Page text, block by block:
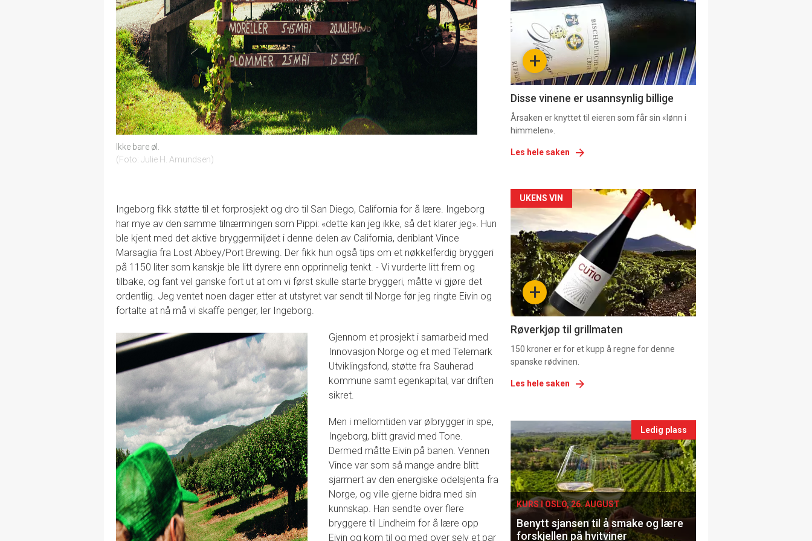
Ikke bare øl.
Foto: Julie H. Amundsen
Ingeborg fikk støtte til et forprosjekt og dro til San Diego, California for å lære. Ingeborg
har mye av den samme tilnærmingen som Pippi: «dette kan jeg ikke, så det klarer jeg». Hun
ble kjent med det aktive bryggermiljøet i denne delen av California, deriblant Vince
Marsaglia fra Lost Abbey/Port Brewing. Der fikk hun også tips om et nøkkelferdig bryggeri
på 1150 liter som kanskje ble litt dyrere enn opprinnelig tenkt. - Vi vurderte litt frem og
tilbake, og fant vel ganske fort ut at om vi først skulle starte bryggeri, måtte vi gjøre det
ordentlig. Jeg ventet noen dager etter at utstyret var sendt til Norge før jeg ringte Eivin og
fortalte at nå må vi skaffe penger, ler Ingeborg.
Gjennom et prosjekt i samarbeid med
Innovasjon Norge og et med Telemark
Utviklingsfond, støtte fra Sauherad
kommune samt egenkapital, var driften
sikret.
Men i mellomtiden var ølbrygger in spe,
Ingeborg, blitt gravid med Tone.
Dermed måtte Eivin på banen. Vennen
Vince var som så mange andre blitt
sjarmert av den energiske odelsjenta fra
Norge, og ville gjerne bidra med sin
kunnskap. Han sendte over flere
bryggere til Lindheim for å lære opp
Eivin og kom til og med over selv et par
-
section
11
Dagens
rett
2
+
Disse vinene er usannsynlig billige
Årsaken er knyttet til eieren som får sin «lønn i
himmelen».
Les hele saken
Artikler
detail
-
section
11
Ukens
vin
+
UKENS VIN
Røverkjøp til grillmaten
150 kroner er for et kupp å regne for denne
spanske rødvinen.
Les hele saken
Events
single
Ledig plass
KURS I OSLO, 26. AUGUST
Benytt sjansen til å smake og lære
forskjellen på hvitviner